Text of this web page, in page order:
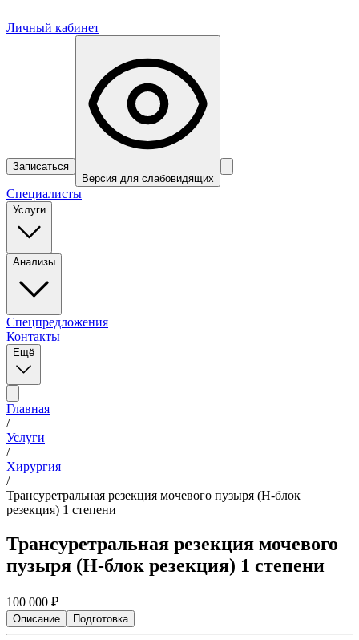
Личный кабинет
Записаться
Версия для слабовидящих
Специалисты
Услуги
Анализы
Спецпредложения
Контакты
Ещё
Главная
/
Услуги
/
Хирургия
/
Трансуретральная резекция мочевого пузыря (Н-блок
резекция) 1 степени
Трансуретральная резекция мочевого
пузыря (Н-блок резекция) 1 степени
100 000 ₽
Описание Подготовка